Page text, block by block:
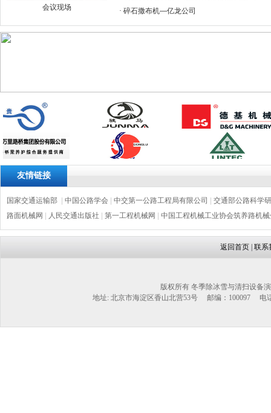
会议现场
· 碎石撒布机—亿龙公司
友情链接
国家交通运输部 中国公路学会 中交第一公路工程局有限公司
交通部公路科学
路面机械网
人民交通出版社 第一工程机械网 中国工程机械工业协会筑养路机
返回首页 联系
版权所有 冬季除冰雪与清扫设备
地址: 北京市海淀区香山北营53号 邮编：100097 电